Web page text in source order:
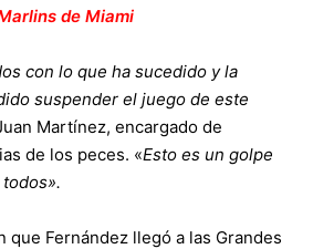
de Miami
con lo que ha sucedido y la
suspender el juego de este
Martínez, encargado de
de los peces. «Esto es un golpe
que Fernández llegó a las Grandes